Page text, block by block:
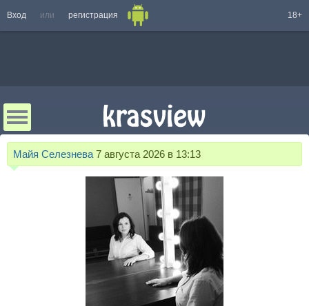
Вход или регистрация 18+
Майя Селезнева 7 августа 2026 в 13:13